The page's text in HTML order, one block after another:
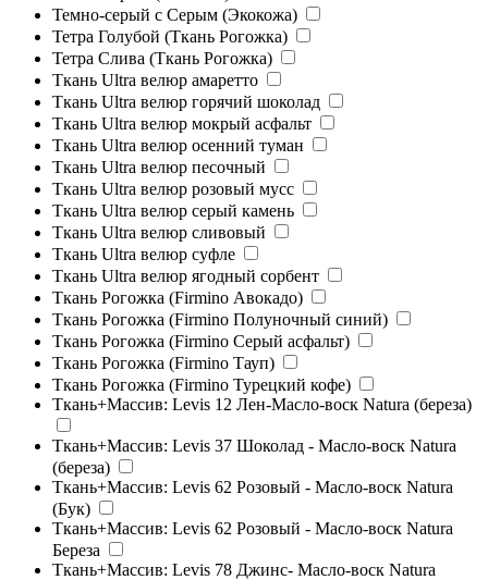
Темно-серый с Серым (Экокожа)
Тетра Голубой (Ткань Рогожка)
Тетра Слива (Ткань Рогожка)
Ткань Ultra велюр амаретто
Ткань Ultra велюр горячий шоколад
Ткань Ultra велюр мокрый асфальт
Ткань Ultra велюр осенний туман
Ткань Ultra велюр песочный
Ткань Ultra велюр розовый мусс
Ткань Ultra велюр серый камень
Ткань Ultra велюр сливовый
Ткань Ultra велюр суфле
Ткань Ultra велюр ягодный сорбент
Ткань Рогожка (Firmino Авокадо)
Ткань Рогожка (Firmino Полуночный синий)
Ткань Рогожка (Firmino Серый асфальт)
Ткань Рогожка (Firmino Тауп)
Ткань Рогожка (Firmino Турецкий кофе)
Ткань+Массив: Levis 12 Лен-Масло-воск Natura (береза)
Ткань+Массив: Levis 37 Шоколад - Масло-воск Natura
(береза)
Ткань+Массив: Levis 62 Розовый - Масло-воск Natura
(Бук)
Ткань+Массив: Levis 62 Розовый - Масло-воск Natura
Береза
Ткань+Массив: Levis 78 Джинс- Масло-воск Natura